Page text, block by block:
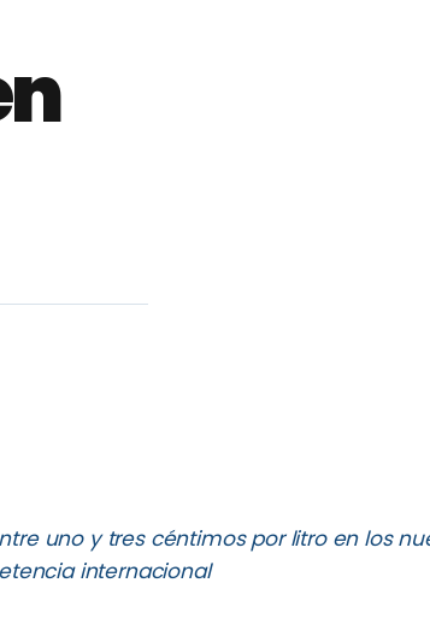
uno y tres céntimos por litro en los
internacional